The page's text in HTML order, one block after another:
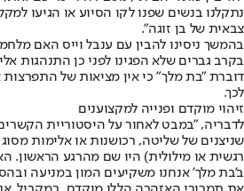
נתקלנו בנשים שפנו לקו הסיוע או הגיעו
צבאית של בן זוגה".
בהמשך ניסינו להבין עם ענבל וייס האם
בקרב גברים שלא הפגינו לפני כן התנהגות
דוברת "בת מלך" כי אין מציאות של
לכך.
זיהוי מוקדם ופנייה למקצוענים
לדבריה, "במבט לאחור על היסטוריית
שניצנים של שליטה, רכושנות או אלימות
רגשית או מילולית) היו שם מהרגע הראשון.
ב'בת מלך' אנחנו משקיעים המון במניעה